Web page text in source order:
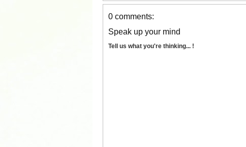
0 comments:
Speak up your mind
Tell us what you're thinking... !